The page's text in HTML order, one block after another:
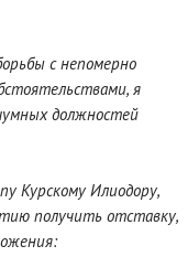
с непомерно
я
должностей
Курскому Илиодору,
получить отставку,